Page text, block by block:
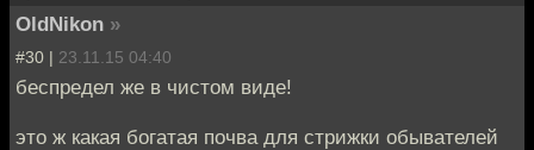
OldNikon »
#30 | 23.11.15 04:40
беспредел же в чистом виде!
это ж какая богатая почва для стрижки обывателей